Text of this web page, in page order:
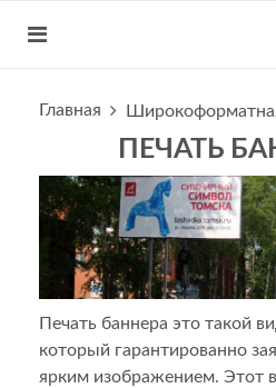
Главная
ПЕЧАТЬ
Печать баннера это такой
который гарантированно
ярким изображением. Этот